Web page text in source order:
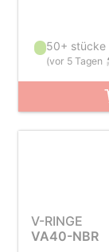
50+ stücke
(vor 5 Tagen
V-RINGE
VA40-NBR